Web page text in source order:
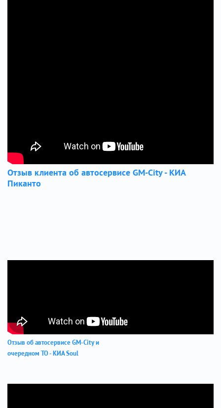
Отзыв клиента об автосервисе GM-City - КИА
Пиканто
Отзыв об автосервисе GM-City и
очередном ТО - КИА Soul